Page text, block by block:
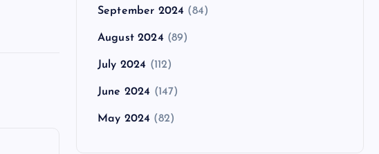
September 2024 (84)
August 2024 (89)
July 2024 (112)
June 2024 (147)
May 2024 (82)